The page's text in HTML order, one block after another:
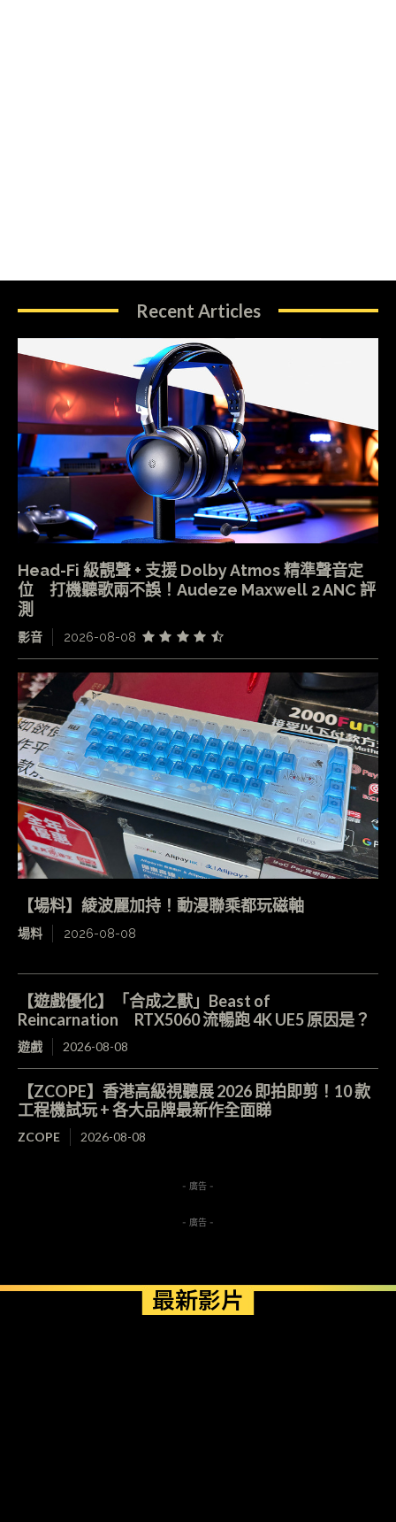
Recent Articles
Head-Fi 級靚聲 + 支援 Dolby Atmos 精準聲音定
位 打機聽歌兩不誤！Audeze Maxwell 2 ANC 評
測
影音 2026-08-08
【場料】綾波麗加持！動漫聯乘都玩磁軸
場料 2026-08-08
【遊戲優化】「合成之獸」Beast of
Reincarnation RTX5060 流暢跑 4K UE5 原因是？
遊戲 2026-08-08
【ZCOPE】香港高級視聽展 2026 即拍即剪！10 款
工程機試玩 + 各大品牌最新作全面睇
ZCOPE 2026-08-08
- 廣告 -
- 廣告 -
最新影片